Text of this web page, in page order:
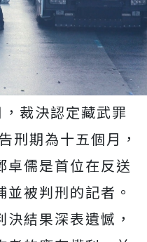
裁決認定藏武罪
刑期為十五個月，
卓儒是首位在反送
被判刑的記者。
結果深表遺憾，